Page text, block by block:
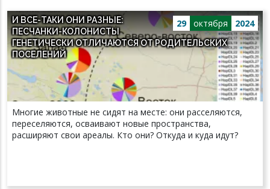
29 октября 2024
И ВСЕ-ТАКИ ОНИ РАЗНЫЕ:
ПЕСЧАНКИ-КОЛОНИСТЫ
ГЕНЕТИЧЕСКИ ОТЛИЧАЮТСЯ ОТ РОДИТЕЛЬСКИХ
ПОСЕЛЕНИЙ
Многие животные не сидят на месте: они расселяются,
переселяются, осваивают новые пространства,
расширяют свои ареалы. Кто они? Откуда и куда идут?